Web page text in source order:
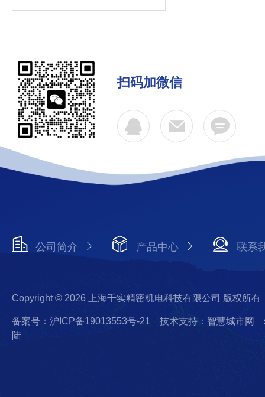
扫码加微信
公司简介 产品中心 联系
Copyright © 2026 上海千实精密机电科技有限公司 版权所有
备案号：沪ICP备19013553号-21 技术支持：智慧城市网
陆